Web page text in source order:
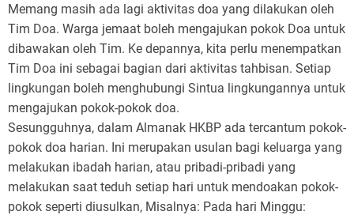
Memang masih ada lagi aktivitas doa yang dilakukan oleh
Tim Doa. Warga jemaat boleh mengajukan pokok Doa untuk
dibawakan oleh Tim. Ke depannya, kita perlu menempatkan
Tim Doa ini sebagai bagian dari aktivitas tahbisan. Setiap
lingkungan boleh menghubungi Sintua lingkungannya untuk
mengajukan pokok-pokok doa.
Sesungguhnya, dalam Almanak HKBP ada tercantum pokok-
pokok doa harian. Ini merupakan usulan bagi keluarga yang
melakukan ibadah harian, atau pribadi-pribadi yang
melakukan saat teduh setiap hari untuk mendoakan pokok-
pokok seperti diusulkan, Misalnya: Pada hari Minggu: